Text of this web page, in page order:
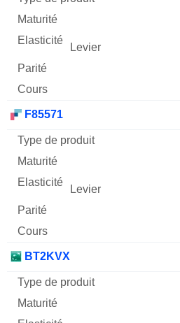
F85571
BT2KVX